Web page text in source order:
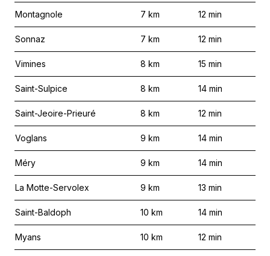
Montagnole 7 km 12 min
Sonnaz 7 km 12 min
Vimines 8 km 15 min
Saint-Sulpice 8 km 14 min
Saint-Jeoire-Prieuré 8 km 12 min
Voglans 9 km 14 min
Méry 9 km 14 min
La Motte-Servolex 9 km 13 min
Saint-Baldoph 10 km 14 min
Myans 10 km 12 min